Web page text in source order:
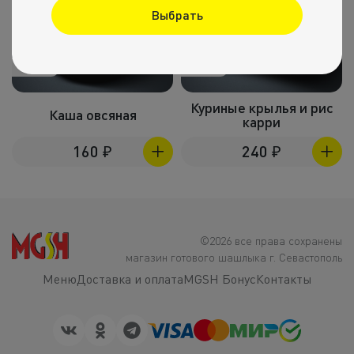
Каша овсяная
160 ₽
Куриные крылья и рис
карри
240 ₽
©2026 все права сохранены
магазин готового шашлыка г. Севастополь
МенюДоставка и оплатаMGSH БонусКонтакты
Выбрать